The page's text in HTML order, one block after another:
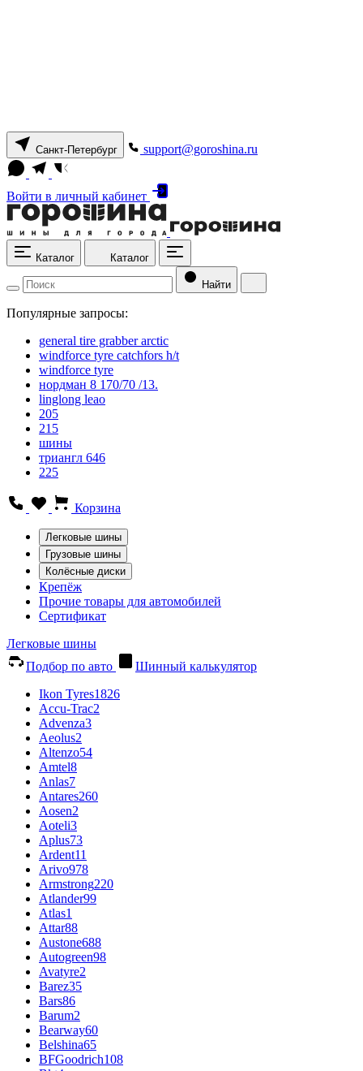
Санкт-Петербург support@goroshina.ru
Войти в личный кабинет
Каталог Каталог
Найти
Популярные запросы:
general tire grabber arctic
windforce tyre catchfors h/t
windforce tyre
нордман 8 170/70 /13.
linglong leao
205
215
шины
триангл 646
225
Корзина
Легковые шины
Грузовые шины
Колёсные диски
Крепёж
Прочие товары для автомобилей
Сертификат
Легковые шины
Подбор по авто
Шинный калькулятор
Ikon Tyres1826
Accu-Trac2
Advenza3
Aeolus2
Altenzo54
Amtel8
Anlas7
Antares260
Aosen2
Aoteli3
Aplus73
Ardent11
Arivo978
Armstrong220
Atlander99
Atlas1
Attar88
Austone688
Autogreen98
Avatyre2
Barez35
Bars86
Barum2
Bearway60
Belshina65
BFGoodrich108